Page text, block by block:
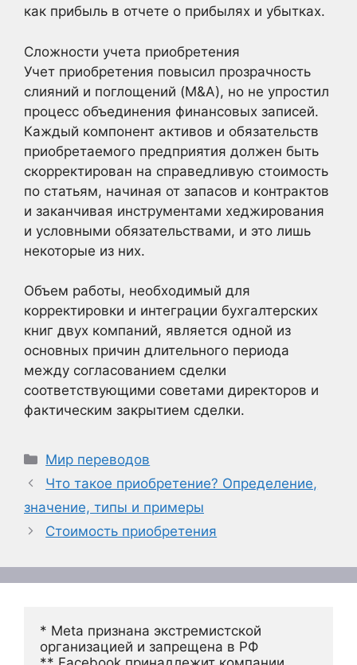
как прибыль в отчете о прибылях и убытках.
Сложности учета приобретения
Учет приобретения повысил прозрачность
слияний и поглощений (M&A), но не упростил
процесс объединения финансовых записей.
Каждый компонент активов и обязательств
приобретаемого предприятия должен быть
скорректирован на справедливую стоимость
по статьям, начиная от запасов и контрактов
и заканчивая инструментами хеджирования
и условными обязательствами, и это лишь
некоторые из них.
Объем работы, необходимый для
корректировки и интеграции бухгалтерских
книг двух компаний, является одной из
основных причин длительного периода
между согласованием сделки
соответствующими советами директоров и
фактическим закрытием сделки.
Рубрики
Мир переводов
Что такое приобретение? Определение,
значение, типы и примеры
Стоимость приобретения
* Meta признана экстремистской
организацией и запрещена в РФ